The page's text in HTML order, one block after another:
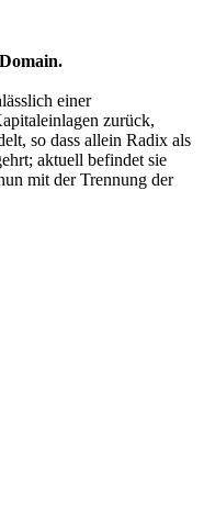
einer
zurück,
so dass allein Radix als
aktuell befindet sie
mit der Trennung der